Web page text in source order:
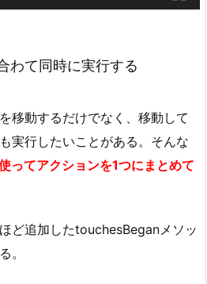
わて同時に実行する
移動するだけでなく、移動して
実行したいことがある。そんな
ってアクションを1つにまとめて
ど追加したtouchesBeganメソッ
。